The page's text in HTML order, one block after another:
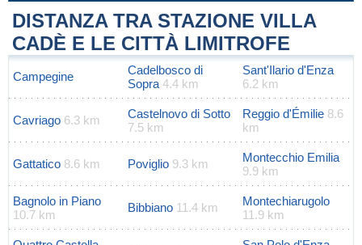
+
−
DISTANZA TRA STAZIONE VILLA
CADÈ E LE CITTÀ LIMITROFE
Campegine
Cadelbosco di
Sopra 4.4 km
Sant'Ilario d'Enza
6.2 km
Cavriago 6.3 km
Castelnovo di Sotto
7.5 km
Reggio d'Émilie 8.6
km
Gattatico 8.6 km Poviglio 9.3 km
Montecchio Emilia
9.9 km
Bagnolo in Piano
10.7 km
Bibbiano 11.4 km
Montechiarugolo
11.9 km